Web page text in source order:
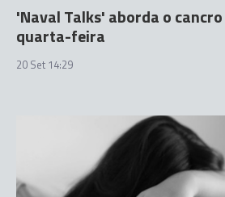
'Naval Talks' aborda o
quarta-feira
20 Set 14:29